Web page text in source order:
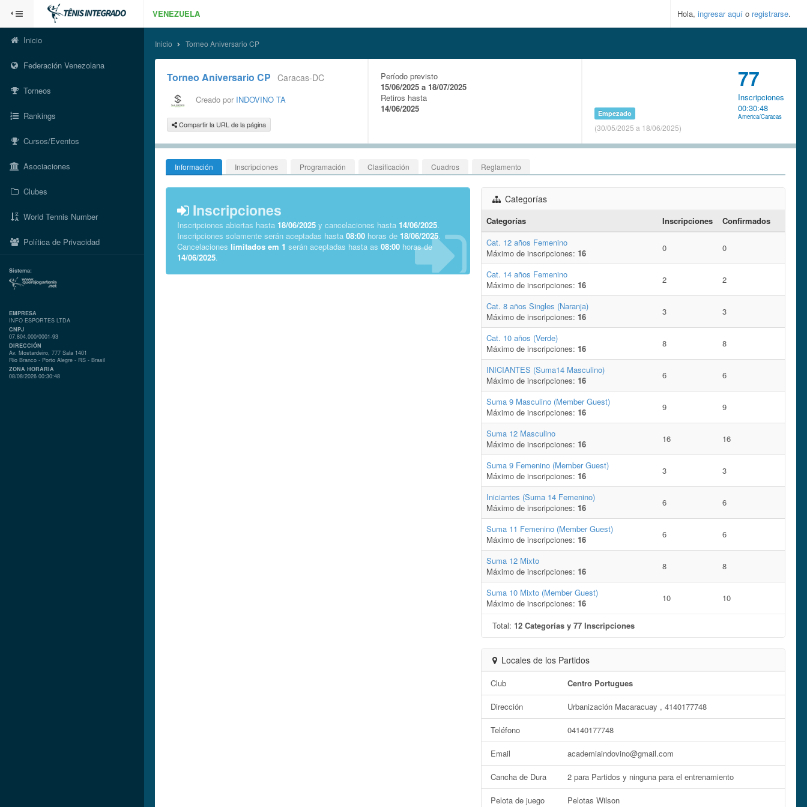
VENEZUELA Hola, ingresar aquí o registrarse.
Inicio
Federación Venezolana
Torneos
Rankings
Cursos/Eventos
Asociaciones
Clubes
World Tennis Number
Política de Privacidad
Sistema:
EMPRESA
INFO ESPORTES LTDA
CNPJ
07.804.000/0001-93
DIRECCIÓN
Av. Mostardeiro, 777 Sala 1401
Rio Branco - Porto Alegre - RS - Brasil
ZONA HORARIA
08/08/2026 00:30:48
Inicio Torneo Aniversario CP
Torneo Aniversario CP Caracas-DC
Creado por INDOVINO TA
Compartir la URL de la página
Período previsto
15/06/2025 a 18/07/2025
Retiros hasta
14/06/2025
Empezado
(30/05/2025 a 18/06/2025)
77
Inscripciones
00:30:48
America/Caracas
Información Inscripciones Programación Clasificación Cuadros Reglamento
Inscripciones
Inscripciones abiertas hasta 18/06/2025 y cancelaciones hasta 14/06/2025.
Inscripciones solamente serán aceptadas hasta 08:00 horas de 18/06/2025.
Cancelaciones limitados em 1 serán aceptadas hasta as 08:00 horas de
14/06/2025.
Categorías
Categorías Inscripciones
Confirmados
Cat. 12 años Femenino
Máximo de inscripciones: 16 0 0
Cat. 14 años Femenino
Máximo de inscripciones: 16 2 2
Cat. 8 años Singles (Naranja)
Máximo de inscripciones: 16 3 3
Cat. 10 años (Verde)
Máximo de inscripciones: 16 8 8
INICIANTES (Suma14 Masculino)
Máximo de inscripciones: 16 6 6
Suma 9 Masculino (Member Guest)
Máximo de inscripciones: 16 9 9
Suma 12 Masculino
Máximo de inscripciones: 16 16 16
Suma 9 Femenino (Member Guest)
Máximo de inscripciones: 16 3 3
Iniciantes (Suma 14 Femenino)
Máximo de inscripciones: 16 6 6
Suma 11 Femenino (Member Guest)
Máximo de inscripciones: 16 6 6
Suma 12 Mixto
Máximo de inscripciones: 16 8 8
Suma 10 Mixto (Member Guest)
Máximo de inscripciones: 16 10 10
Total: 12 Categorías y 77 Inscripciones
Locales de los Partidos
Club Centro Portugues
Dirección Urbanización Macaracuay , 4140177748
Teléfono 04140177748
Email academiaindovino@gmail.com
Cancha de Dura 2 para Partidos y ninguna para el entrenamiento
Pelota de juego Pelotas Wilson